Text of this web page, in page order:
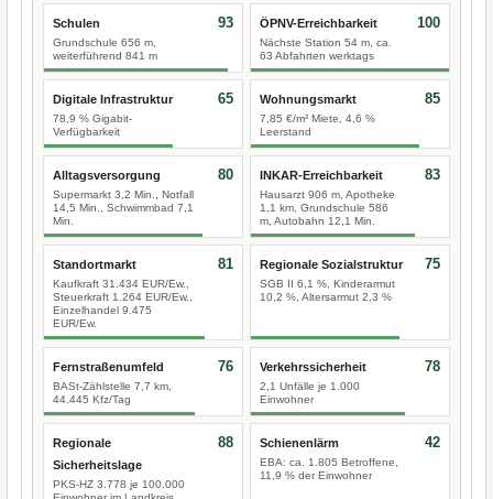
Schulen
Grundschule 656 m,
weiterführend 841 m
93 ÖPNV-Erreichbarkeit
Nächste Station 54 m, ca.
63 Abfahrten werktags
100
Digitale Infrastruktur
78,9 % Gigabit-
Verfügbarkeit
65 Wohnungsmarkt
7,85 €/m² Miete, 4,6 %
Leerstand
85
Alltagsversorgung
Supermarkt 3,2 Min., Notfall
14,5 Min., Schwimmbad 7,1
Min.
80 INKAR-Erreichbarkeit
Hausarzt 906 m, Apotheke
1,1 km, Grundschule 586
m, Autobahn 12,1 Min.
83
Standortmarkt
Kaufkraft 31.434 EUR/Ew.,
Steuerkraft 1.264 EUR/Ew.,
Einzelhandel 9.475
EUR/Ew.
81 Regionale Sozialstruktur
SGB II 6,1 %, Kinderarmut
10,2 %, Altersarmut 2,3 %
75
Fernstraßenumfeld
BASt-Zählstelle 7,7 km,
44.445 Kfz/Tag
76 Verkehrssicherheit
2,1 Unfälle je 1.000
Einwohner
78
Regionale
Sicherheitslage
PKS-HZ 3.778 je 100.000
88 Schienenlärm
EBA: ca. 1.805 Betroffene,
11,9 % der Einwohner
42